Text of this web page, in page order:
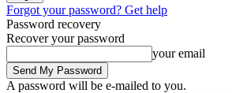
Forgot your password? Get help
Password recovery
Recover your password
your email
A password will be e-mailed to you.